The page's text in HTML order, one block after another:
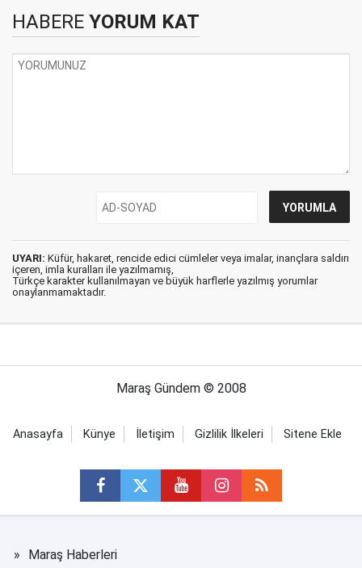
HABERE YORUM KAT
UYARI: Küfür, hakaret, rencide edici cümleler veya imalar, inançlara saldırı
içeren, imla kuralları ile yazılmamış,
Türkçe karakter kullanılmayan ve büyük harflerle yazılmış yorumlar
onaylanmamaktadır.
Maraş Gündem © 2008
Anasayfa Künye İletişim Gizlilik İlkeleri Sitene Ekle
Maraş Haberleri